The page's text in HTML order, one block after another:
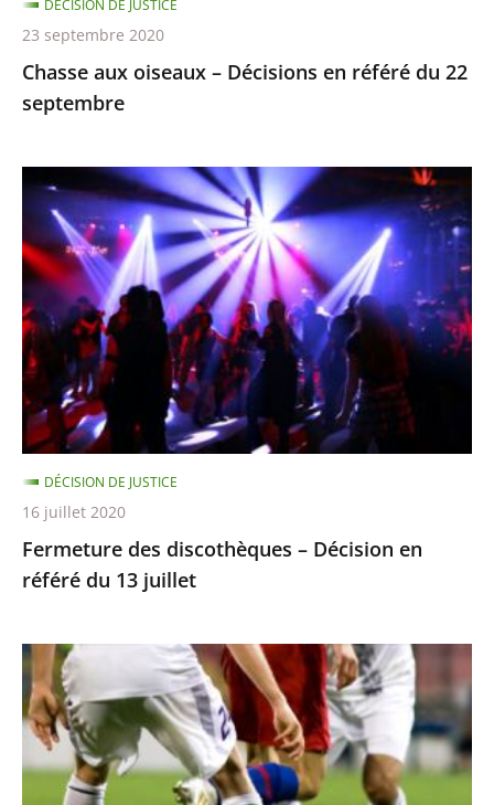
Chasse aux oiseaux – Décisions en référé du 22
septembre
DÉCISION DE JUSTICE
23 septembre 2020
Fermeture
des
discothèques
–
Décision
en
référé
du
13
juillet
Fermeture des discothèques – Décision en
référé du 13 juillet
DÉCISION DE JUSTICE
16 juillet 2020
Relégation
d’Orléans
et
du
Mans